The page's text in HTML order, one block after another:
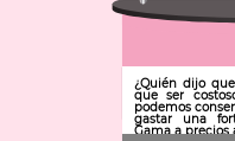
¿Quién dijo
que ser
podemos
gastar una
Gama a precios